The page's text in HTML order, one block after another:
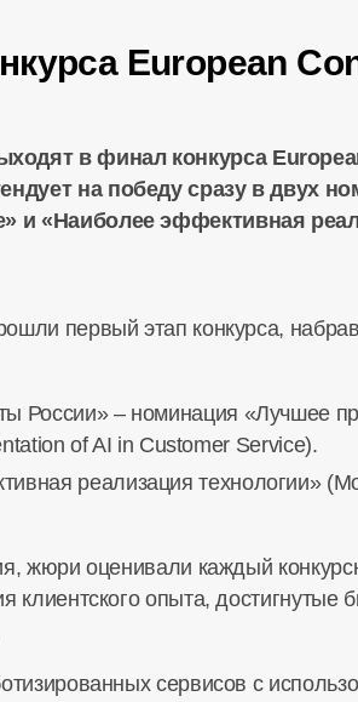
European
в финал конкурса
на победу сразу в двух
и «Наиболее эффективная
первый этап конкурса,
России» – номинация «Лучшее
of AI in Customer Service).
реализация технологии»
жюри оценивали каждый
клиентского опыта, достигнутые
сервисов с